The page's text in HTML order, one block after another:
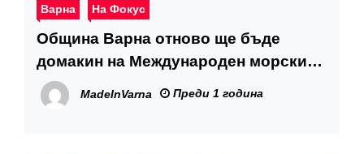
Варна На Фокус
Община Варна отново ще бъде
домакин на Международен морски
форум „Глобален компас“
MadeInVarna Преди 1 година